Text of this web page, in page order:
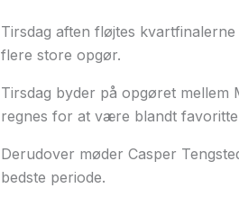
Tirsdag aften fløjtes
flere store opgør.
Tirsdag byder på opgøret mellem
regnes for at være blandt
Derudover møder Casper
bedste periode.